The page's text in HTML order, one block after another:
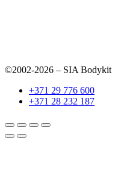
©2002-2026 – SIA Bodykit
+371 29 776 600
+371 28 232 187